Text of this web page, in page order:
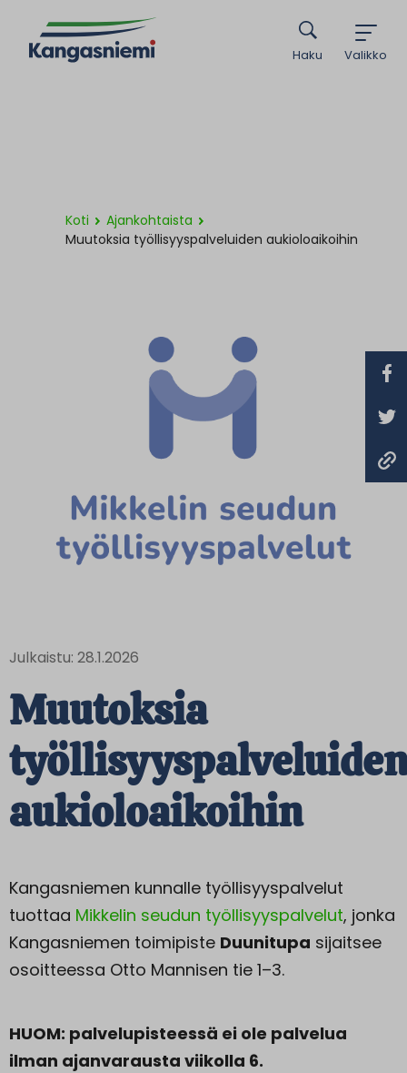
Valikko
Haku
Koti
Ajankohtaista
Muutoksia työllisyyspalveluiden aukioloaikoihin
Julkaistu: 28.1.2026
Muutoksia
aukioloaikoihin
Kangasniemen kunnalle työllisyyspalvelut
tuottaa Mikkelin seudun työllisyyspalvelut, jonka
Kangasniemen toimipiste Duunitupa sijaitsee
osoitteessa Otto Mannisen tie 1–3.
HUOM: palvelupisteessä ei ole palvelua
ilman ajanvarausta viikolla 6.